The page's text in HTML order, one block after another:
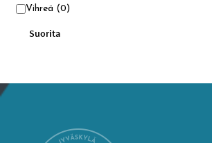
Vihreä (0)
Suorita